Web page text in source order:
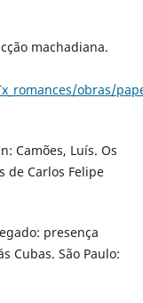
machadiana.
obras/
Camões, Luís. Os
de Carlos Felipe
presença
Cubas. São Paulo: